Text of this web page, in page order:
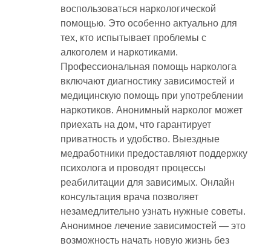
воспользоваться наркологической
помощью. Это особенно актуально для
тех, кто испытывает проблемы с
алкоголем и наркотиками.
Профессиональная помощь нарколога
включают диагностику зависимостей и
медицинскую помощь при употреблении
наркотиков. Анонимный нарколог может
приехать на дом, что гарантирует
приватность и удобство. Выездные
медработники предоставляют поддержку
психолога и проводят процессы
реабилитации для зависимых. Онлайн
консультация врача позволяет
незамедлительно узнать нужные советы.
Анонимное лечение зависимостей — это
возможность начать новую жизнь без